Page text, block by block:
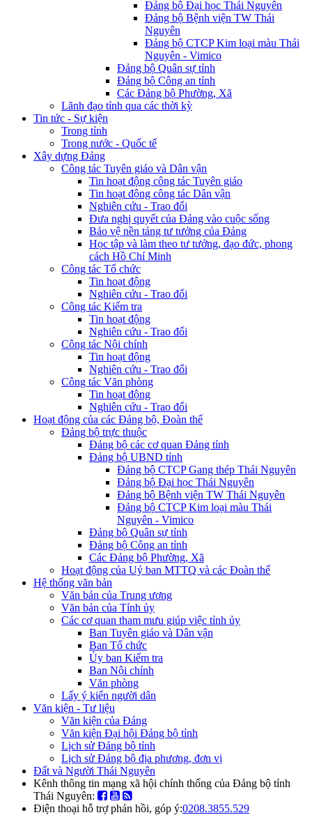
Đảng bộ Đại học Thái Nguyên
Đảng bộ Bệnh viện TW Thái
Nguyên
Đảng bộ CTCP Kim loại màu Thái
Nguyên - Vimico
Đảng bộ Quân sự tỉnh
Đảng bộ Công an tỉnh
Các Đảng bộ Phường, Xã
Lãnh đạo tỉnh qua các thời kỳ
Tin tức - Sự kiện
Trong tỉnh
Trong nước - Quốc tế
Xây dựng Đảng
Công tác Tuyên giáo và Dân vận
Tin hoạt động công tác Tuyên giáo
Tin hoạt động công tác Dân vận
Nghiên cứu - Trao đổi
Đưa nghị quyết của Đảng vào cuộc sống
Bảo vệ nền tảng tư tưởng của Đảng
Học tập và làm theo tư tưởng, đạo đức, phong
cách Hồ Chí Minh
Công tác Tổ chức
Tin hoạt động
Nghiên cứu - Trao đổi
Công tác Kiểm tra
Tin hoạt động
Nghiên cứu - Trao đổi
Công tác Nội chính
Tin hoạt động
Nghiên cứu - Trao đổi
Công tác Văn phòng
Tin hoạt động
Nghiên cứu - Trao đổi
Hoạt động của các Đảng bộ, Đoàn thể
Đảng bộ trực thuộc
Đảng bộ các cơ quan Đảng tỉnh
Đảng bộ UBND tỉnh
Đảng bộ CTCP Gang thép Thái Nguyên
Đảng bộ Đại học Thái Nguyên
Đảng bộ Bệnh viện TW Thái Nguyên
Đảng bộ CTCP Kim loại màu Thái
Nguyên - Vimico
Đảng bộ Quân sự tỉnh
Đảng bộ Công an tỉnh
Các Đảng bộ Phường, Xã
Hoạt động của Uỷ ban MTTQ và các Đoàn thể
Hệ thống văn bản
Văn bản của Trung ương
Văn bản của Tỉnh ủy
Các cơ quan tham mưu giúp việc tỉnh ủy
Ban Tuyên giáo và Dân vận
Ban Tổ chức
Ủy ban Kiểm tra
Ban Nội chính
Văn phòng
Lấy ý kiến người dân
Văn kiện - Tư liệu
Văn kiện của Đảng
Văn kiện Đại hội Đảng bộ tỉnh
Lịch sử Đảng bộ tỉnh
Lịch sử Đảng bộ địa phương, đơn vị
Đất và Người Thái Nguyên
Kênh thông tin mạng xã hội chính thống của Đảng bộ tỉnh
Thái Nguyên:
Điện thoại hỗ trợ phản hồi, góp ý:0208.3855.529